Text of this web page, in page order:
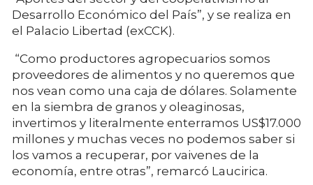
Desarrollo Económico del País”, y se realiza en
el Palacio Libertad (exCCK).
“Como productores agropecuarios somos
proveedores de alimentos y no queremos que
nos vean como una caja de dólares. Solamente
en la siembra de granos y oleaginosas,
invertimos y literalmente enterramos US$17.000
millones y muchas veces no podemos saber si
los vamos a recuperar, por vaivenes de la
economía, entre otras”, remarcó Laucirica.